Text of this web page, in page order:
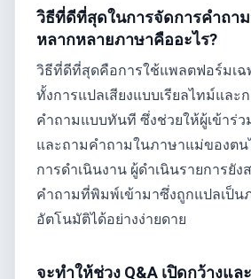
วิธีที่ดีที่สุดในการจัดการคำถา
หลากหลายภาษาคืออะไร?
วิธีที่ดีที่สุดคือการใช้แพลตฟอร์มเฉ
ทั้งการแปลเสียงแบบเรียลไทม์และ
คำถามแบบทันที ซึ่งช่วยให้ผู้เข้าร่ว
และถามคำถามในภาษาแม่ของตน
การดำเนินงาน ผู้ดำเนินรายการยั
คำถามที่พิมพ์เข้ามาซึ่งถูกแปลเป็น
อัตโนมัติได้อย่างง่ายดาย
จะทำให้ช่วง Q&A เปิดกว้างแ